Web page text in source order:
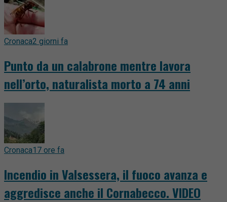
Cronaca2 giorni fa
Punto da un calabrone mentre lavora
nell’orto, naturalista morto a 74 anni
Cronaca17 ore fa
Incendio in Valsessera, il fuoco avanza e
aggredisce anche il Cornabecco. VIDEO